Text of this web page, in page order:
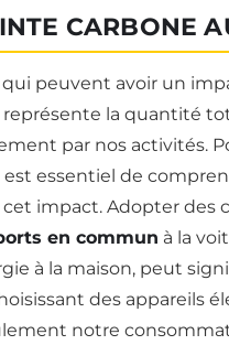
CARBONE
qui peuvent avoir un
représente la quantité
par nos activités.
essentiel de
impact. Adopter des
en commun à la
à la maison, peut
des appareils
notre